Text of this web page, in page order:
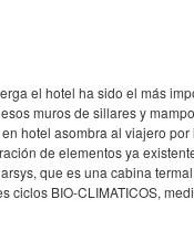
el hotel ha sido el más
muros de sillares y
hotel asombra al viajero por
de elementos ya
que es una cabina
ciclos BIO-CLIMATICOS,